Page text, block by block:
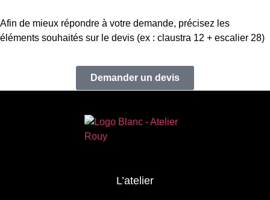
Afin de mieux répondre à votre demande, précisez les
éléments souhaités sur le devis (ex : claustra 12 + escalier 28)
Demander un devis
L’atelier